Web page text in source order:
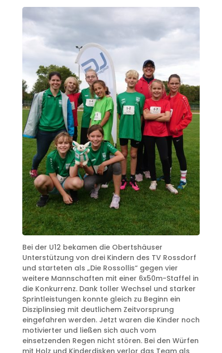
Bei der U12 bekamen die Obertshäuser
Unterstützung von drei Kindern des TV Rossdorf
und starteten als „Die Rossollis“ gegen vier
weitere Mannschaften mit einer 6x50m-Staffel in
die Konkurrenz. Dank toller Wechsel und starker
Sprintleistungen konnte gleich zu Beginn ein
Disziplinsieg mit deutlichem Zeitvorsprung
eingefahren werden. Jetzt waren die Kinder noch
motivierter und ließen sich auch vom
einsetzenden Regen nicht stören. Bei den Würfen
mit Holz und Kinderdisken verlor das Team als